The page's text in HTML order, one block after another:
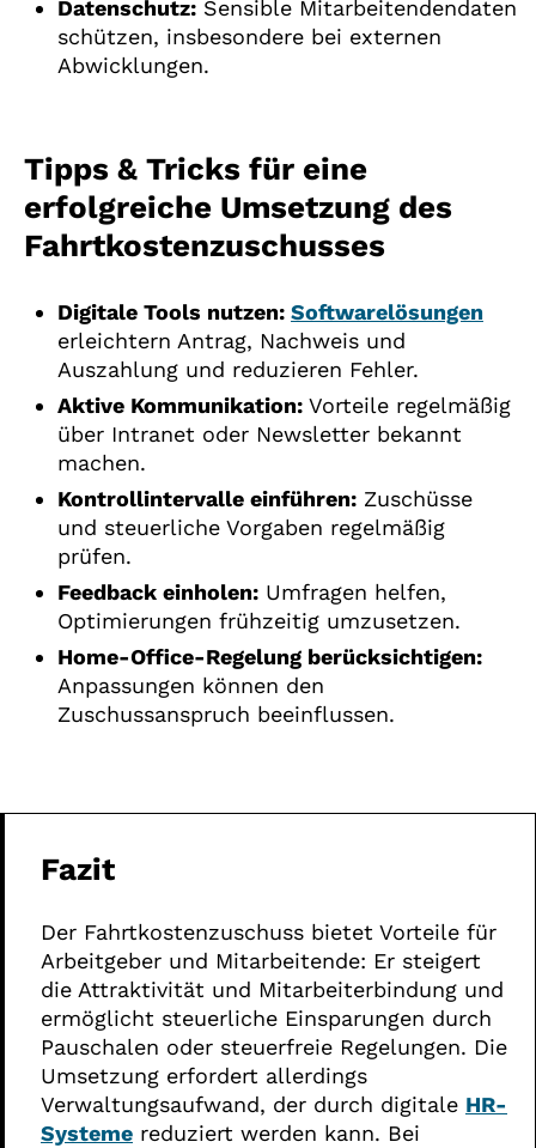
Datenschutz: Sensible Mitarbeitendendaten
schützen, insbesondere bei externen
Abwicklungen.
Tipps & Tricks für eine
erfolgreiche Umsetzung des
Fahrtkostenzuschusses
Digitale Tools nutzen: Softwarelösungen
erleichtern Antrag, Nachweis und
Auszahlung und reduzieren Fehler.
Aktive Kommunikation: Vorteile regelmäßig
über Intranet oder Newsletter bekannt
machen.
Kontrollintervalle einführen: Zuschüsse
und steuerliche Vorgaben regelmäßig
prüfen.
Feedback einholen: Umfragen helfen,
Optimierungen frühzeitig umzusetzen.
Home-Office-Regelung berücksichtigen:
Anpassungen können den
Zuschussanspruch beeinflussen.
Fazit
Der Fahrtkostenzuschuss bietet Vorteile für
Arbeitgeber und Mitarbeitende: Er steigert
die Attraktivität und Mitarbeiterbindung und
ermöglicht steuerliche Einsparungen durch
Pauschalen oder steuerfreie Regelungen. Die
Umsetzung erfordert allerdings
Verwaltungsaufwand, der durch digitale HR-
Systeme reduziert werden kann. Bei